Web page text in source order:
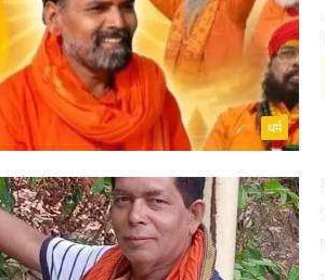
धर्म